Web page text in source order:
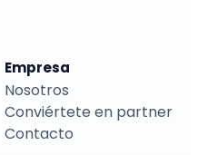
Empresa
Nosotros
Conviértete en partner
Contacto